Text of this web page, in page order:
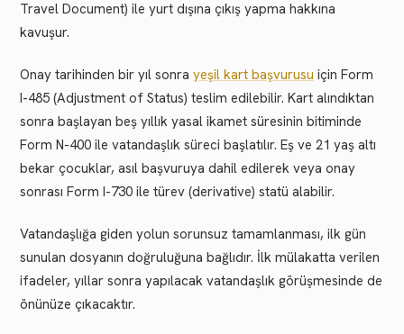
Travel Document) ile yurt dışına çıkış yapma hakkına
kavuşur.
Onay tarihinden bir yıl sonra yeşil kart başvurusu için Form
I-485 (Adjustment of Status) teslim edilebilir. Kart alındıktan
sonra başlayan beş yıllık yasal ikamet süresinin bitiminde
Form N-400 ile vatandaşlık süreci başlatılır. Eş ve 21 yaş altı
bekar çocuklar, asıl başvuruya dahil edilerek veya onay
sonrası Form I-730 ile türev (derivative) statü alabilir.
Vatandaşlığa giden yolun sorunsuz tamamlanması, ilk gün
sunulan dosyanın doğruluğuna bağlıdır. İlk mülakatta verilen
ifadeler, yıllar sonra yapılacak vatandaşlık görüşmesinde de
önünüze çıkacaktır.